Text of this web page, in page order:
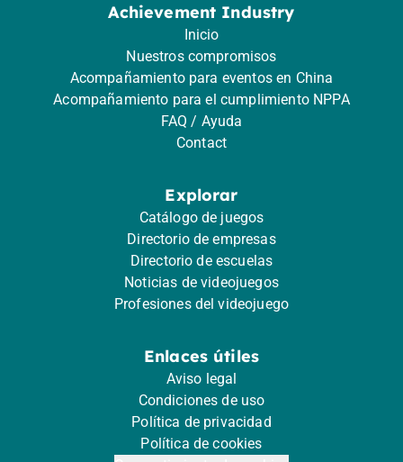
Achievement Industry
Inicio
Nuestros compromisos
Acompañamiento para eventos en China
Acompañamiento para el cumplimiento NPPA
FAQ / Ayuda
Contact
Explorar
Catálogo de juegos
Directorio de empresas
Directorio de escuelas
Noticias de videojuegos
Profesiones del videojuego
Enlaces útiles
Aviso legal
Condiciones de uso
Política de privacidad
Política de cookies